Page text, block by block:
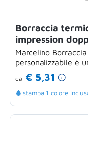
Borraccia
impression
500 ml
Marcelino
personalizzabile è
da € 5,31
stampa 1 colore